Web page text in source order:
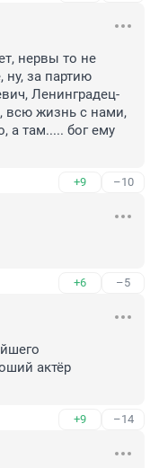
нервы то не
ну, за партию
Ленинградец-
всю жизнь с нами,
а там..... бог ему
+9 –10
+6 –5
актёр
+9 –14